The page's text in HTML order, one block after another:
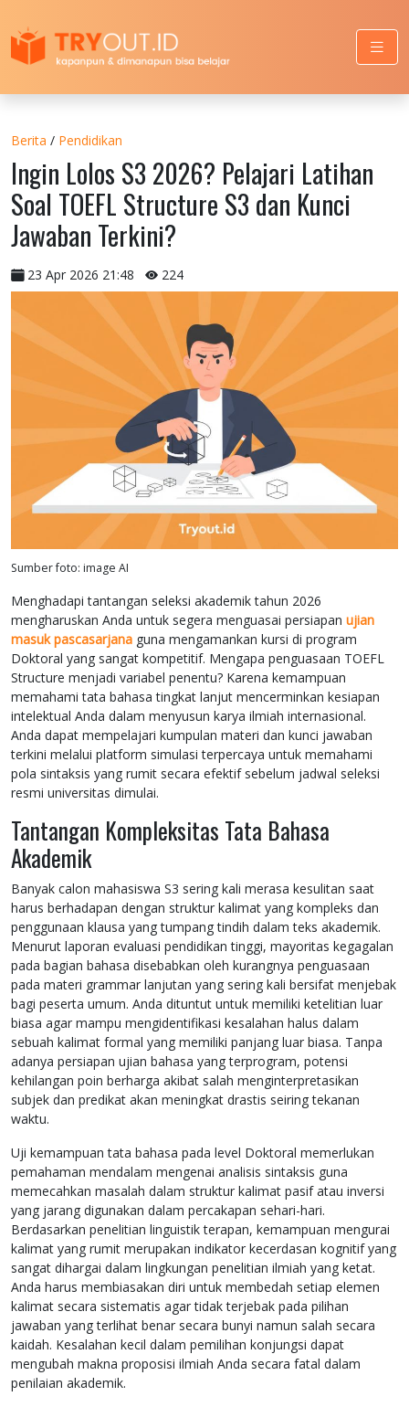
Berita / Pendidikan
Ingin Lolos S3 2026? Pelajari Latihan
Soal TOEFL Structure S3 dan Kunci
Jawaban Terkini?
23 Apr 2026 21:48 224
Sumber foto: image AI
Menghadapi tantangan seleksi akademik tahun 2026
mengharuskan Anda untuk segera menguasai persiapan ujian
masuk pascasarjana guna mengamankan kursi di program
Doktoral yang sangat kompetitif. Mengapa penguasaan TOEFL
Structure menjadi variabel penentu? Karena kemampuan
memahami tata bahasa tingkat lanjut mencerminkan kesiapan
intelektual Anda dalam menyusun karya ilmiah internasional.
Anda dapat mempelajari kumpulan materi dan kunci jawaban
terkini melalui platform simulasi terpercaya untuk memahami
pola sintaksis yang rumit secara efektif sebelum jadwal seleksi
resmi universitas dimulai.
Tantangan Kompleksitas Tata Bahasa
Akademik
Banyak calon mahasiswa S3 sering kali merasa kesulitan saat
harus berhadapan dengan struktur kalimat yang kompleks dan
penggunaan klausa yang tumpang tindih dalam teks akademik.
Menurut laporan evaluasi pendidikan tinggi, mayoritas kegagalan
pada bagian bahasa disebabkan oleh kurangnya penguasaan
pada materi grammar lanjutan yang sering kali bersifat menjebak
bagi peserta umum. Anda dituntut untuk memiliki ketelitian luar
biasa agar mampu mengidentifikasi kesalahan halus dalam
sebuah kalimat formal yang memiliki panjang luar biasa. Tanpa
adanya persiapan ujian bahasa yang terprogram, potensi
kehilangan poin berharga akibat salah menginterpretasikan
subjek dan predikat akan meningkat drastis seiring tekanan
waktu.
Uji kemampuan tata bahasa pada level Doktoral memerlukan
pemahaman mendalam mengenai analisis sintaksis guna
memecahkan masalah dalam struktur kalimat pasif atau inversi
yang jarang digunakan dalam percakapan sehari-hari.
Berdasarkan penelitian linguistik terapan, kemampuan mengurai
kalimat yang rumit merupakan indikator kecerdasan kognitif yang
sangat dihargai dalam lingkungan penelitian ilmiah yang ketat.
Anda harus membiasakan diri untuk membedah setiap elemen
kalimat secara sistematis agar tidak terjebak pada pilihan
jawaban yang terlihat benar secara bunyi namun salah secara
kaidah. Kesalahan kecil dalam pemilihan konjungsi dapat
mengubah makna proposisi ilmiah Anda secara fatal dalam
penilaian akademik.